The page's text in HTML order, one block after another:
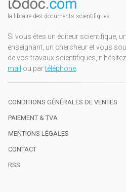
la libraire des documents scientifiques
Si vous êtes un éditeur scientifique,
enseignant, un chercheur et vous
de vos travaux scientifiques,
mail ou partéléphone.
CONDITIONS GÉNÉRALES DE VENTES
PAIEMENT & TVA
MENTIONS LÉGALES
CONTACT
RSS